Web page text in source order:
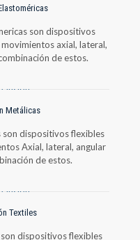
son dispositivos
axial, lateral,
de estos.
Metálicas
son dispositivos flexibles
Axial, lateral, angular
de estos.
Textiles
dispositivos flexibles